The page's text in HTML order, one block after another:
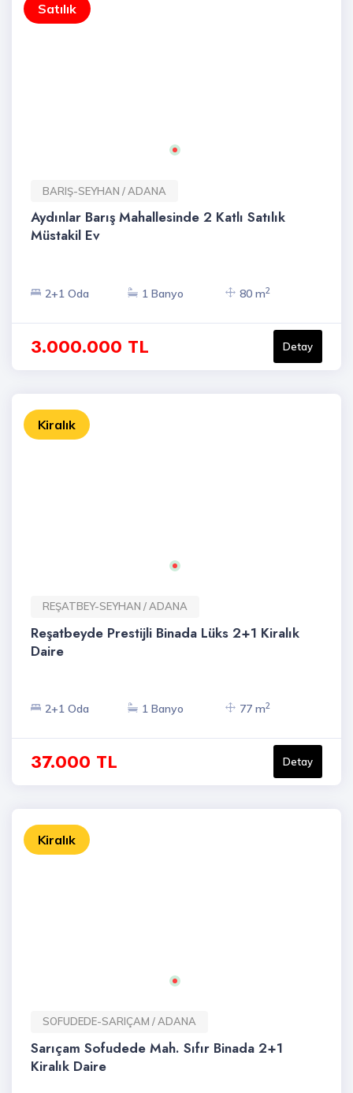
Satılık
BARIŞ-SEYHAN / ADANA
Aydınlar Barış Mahallesinde 2 Katlı Satılık
Müstakil Ev
2+1 Oda 1 Banyo 80 m2
3.000.000 TL Detay
Kiralık
REŞATBEY-SEYHAN / ADANA
Reşatbeyde Prestijli Binada Lüks 2+1 Kiralık
Daire
2+1 Oda 1 Banyo 77 m2
37.000 TL Detay
Kiralık
SOFUDEDE-SARIÇAM / ADANA
Sarıçam Sofudede Mah. Sıfır Binada 2+1
Kiralık Daire